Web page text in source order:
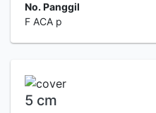
No. Panggil
F ACA p
5 cm